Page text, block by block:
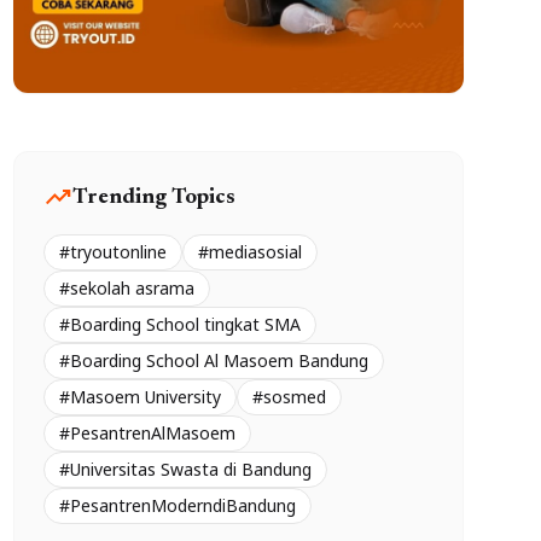
trending_upTrending Topics
#tryoutonline
#mediasosial
#sekolah asrama
#Boarding School tingkat SMA
#Boarding School Al Masoem Bandung
#Masoem University
#sosmed
#PesantrenAlMasoem
#Universitas Swasta di Bandung
#PesantrenModerndiBandung